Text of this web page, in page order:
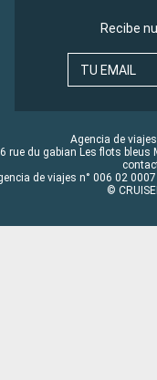
Recibe
TU EMAIL
Agencia de
rue du gabian Les flots bleus
de viajes n° 006 02
©